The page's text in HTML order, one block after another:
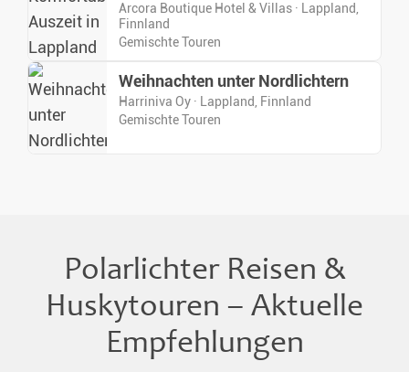
Arcora Boutique Hotel & Villas · Lappland,
Finnland
Gemischte Touren
Weihnachten unter Nordlichtern
Harriniva Oy · Lappland, Finnland
Gemischte Touren
Polarlichter Reisen &
Huskytouren – Aktuelle
Empfehlungen